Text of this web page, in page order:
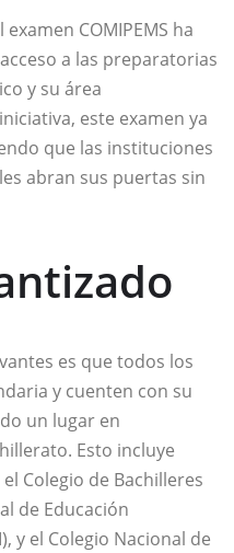
COMIPEMS ha
a las preparatorias
y su área
este examen ya
que las instituciones
abran sus puertas sin
es que todos los
y cuenten con su
un lugar en
Esto incluye
Colegio de Bachilleres
de Educación
y el Colegio Nacional de